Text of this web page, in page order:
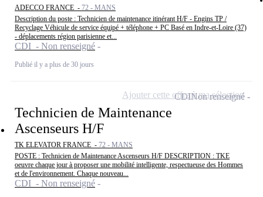
ADECCO FRANCE - 72 - MANS
Description du poste : Technicien de maintenance itinérant H/F - Engins TP /
Recyclage Véhicule de service équipé + téléphone + PC Basé en Indre-et-Loire (37)
- déplacements région parisienne et...
CDI - Non renseigné
Publié il y a plus de 30 jours
Technicien de Maintenance
Ascenseurs H/F
TK ELEVATOR FRANCE - 72 - MANS
POSTE : Technicien de Maintenance Ascenseurs H/F DESCRIPTION : TKE
oeuvre chaque jour à proposer une mobilité intelligente, respectueuse des Hommes
et de l'environnement. Chaque nouveau...
CDI - Non renseigné
CDINon renseigné
Ajouter cette offre à ma sélection